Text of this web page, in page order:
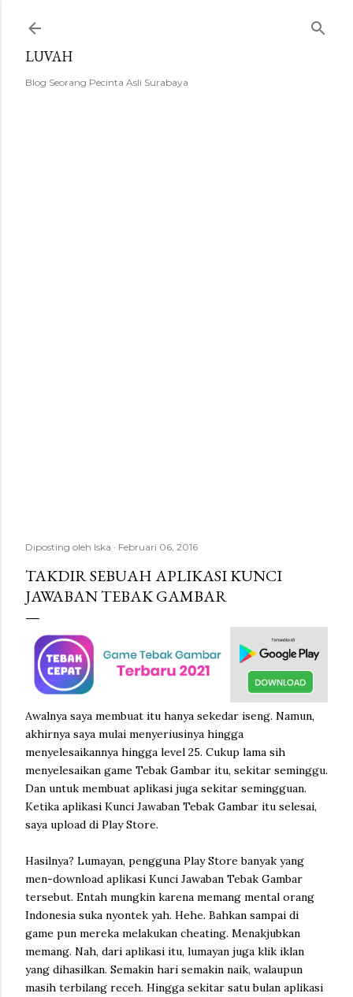
LUVAH
Blog Seorang Pecinta Asli Surabaya
Diposting oleh Iska Februari 06, 2016
TAKDIR SEBUAH APLIKASI KUNCI
JAWABAN TEBAK GAMBAR
Awalnya saya membuat itu hanya sekedar iseng. Namun,
akhirnya saya mulai menyeriusinya hingga
menyelesaikannya hingga level 25. Cukup lama sih
menyelesaikan game Tebak Gambar itu, sekitar seminggu.
Dan untuk membuat aplikasi juga sekitar semingguan.
Ketika aplikasi Kunci Jawaban Tebak Gambar itu selesai,
saya upload di Play Store.
Hasilnya? Lumayan, pengguna Play Store banyak yang
men-download aplikasi Kunci Jawaban Tebak Gambar
tersebut. Entah mungkin karena memang mental orang
Indonesia suka nyontek yah. Hehe. Bahkan sampai di
game pun mereka melakukan cheating. Menakjubkan
memang. Nah, dari aplikasi itu, lumayan juga klik iklan
yang dihasilkan. Semakin hari semakin naik, walaupun
masih terbilang receh. Hingga sekitar satu bulan aplikasi